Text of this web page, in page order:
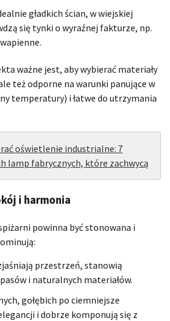
gładkich ścian, w wiejskiej
się tynki o wyraźnej fakturze, np.
ważne jest, aby wybierać materiały
też odporne na warunki panujące w
temperatury) i łatwe do utrzymania
oświetlenie industrialne: 7
lamp fabrycznych, które zachwycą
i harmonia
powinna być stonowana i
przestrzeń, stanowią
i naturalnych materiałów.
gołębich po ciemniejsze
i dobrze komponują się z